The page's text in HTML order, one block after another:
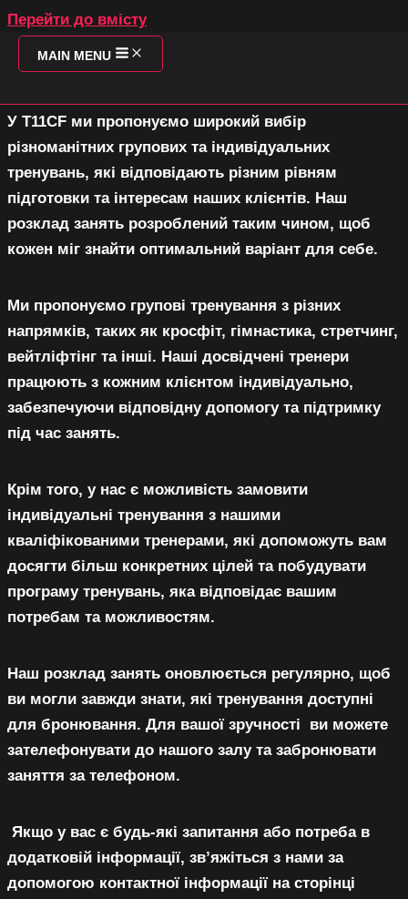
Перейти до вмісту
MAIN MENU
РОЗКЛАД ЗАНЯТЬ OBOLON'
У T11CF ми пропонуємо широкий вибір
різноманітних групових та індивідуальних
тренувань, які відповідають різним рівням
підготовки та інтересам наших клієнтів. Наш
розклад занять розроблений таким чином, щоб
кожен міг знайти оптимальний варіант для себе.
Ми пропонуємо групові тренування з різних
напрямків, таких як кросфіт, гімнастика, стретчинг,
вейтліфтінг та інші. Наші досвідчені тренери
працюють з кожним клієнтом індивідуально,
забезпечуючи відповідну допомогу та підтримку
під час занять.
Крім того, у нас є можливість замовити
індивідуальні тренування з нашими
кваліфікованими тренерами, які допоможуть вам
досягти більш конкретних цілей та побудувати
програму тренувань, яка відповідає вашим
потребам та можливостям.
Наш розклад занять оновлюється регулярно, щоб
ви могли завжди знати, які тренування доступні
для бронювання. Для вашої зручності ви можете
зателефонувати до нашого залу та забронювати
заняття за телефоном.
Якщо у вас є будь-які запитання або потреба в
додатковій інформації, зв’яжіться з нами за
допомогою контактної інформації на сторінці